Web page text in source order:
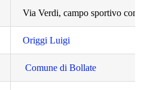
Via Verdi, campo sportivo
Origgi Luigi
Comune di Bollate